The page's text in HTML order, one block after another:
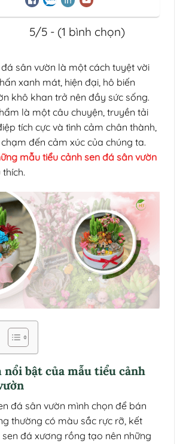
5/5 - (1 bình chọn)
sân vườn là một cách tuyệt vời
xanh mát, hiện đại, hô biến
khô khan trở nên đầy sức sống.
là một câu chuyện, truyền tải
tích cực và tình cảm chân thành,
đến cảm xúc của chúng ta.
mẫu tiểu cảnh sen đá sân vườn
nổi bật của mẫu tiểu cảnh
đá sân vườn mình chọn để bán
thường có màu sắc rực rỡ, kết
đá xương rồng tạo nên những